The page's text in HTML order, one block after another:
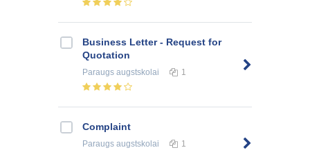
Business Letter - Request for
Quotation
Paraugs augstskolai 1
Complaint
Paraugs augstskolai 1